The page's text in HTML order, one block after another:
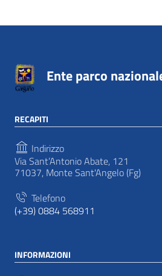
Ente parco
RECAPITI
Indirizzo
Via Sant’Antonio Abate, 121
71037, Monte Sant'Angelo (Fg)
Telefono
(+39) 0884 568911
INFORMAZIONI